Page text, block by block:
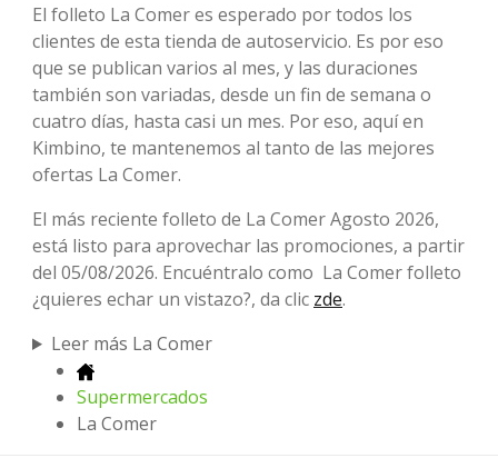
El folleto La Comer es esperado por todos los
clientes de esta tienda de autoservicio. Es por eso
que se publican varios al mes, y las duraciones
también son variadas, desde un fin de semana o
cuatro días, hasta casi un mes. Por eso, aquí en
Kimbino, te mantenemos al tanto de las mejores
ofertas La Comer.
El más reciente folleto de La Comer Agosto 2026,
está listo para aprovechar las promociones, a partir
del 05/08/2026. Encuéntralo como La Comer folleto
¿quieres echar un vistazo?, da clic zde.
Leer más La Comer
Supermercados
La Comer